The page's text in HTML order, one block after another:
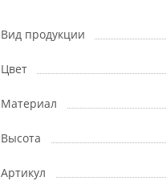
Вид продукции
Цвет
Материал
Высота
Артикул